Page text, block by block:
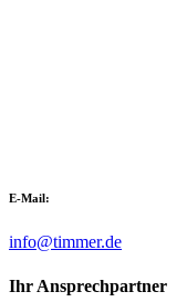
E-Mail:
info@timmer.de
Ihr Ansprechpartner